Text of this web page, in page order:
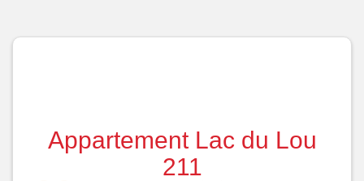
Appartement Lac du Lou
211